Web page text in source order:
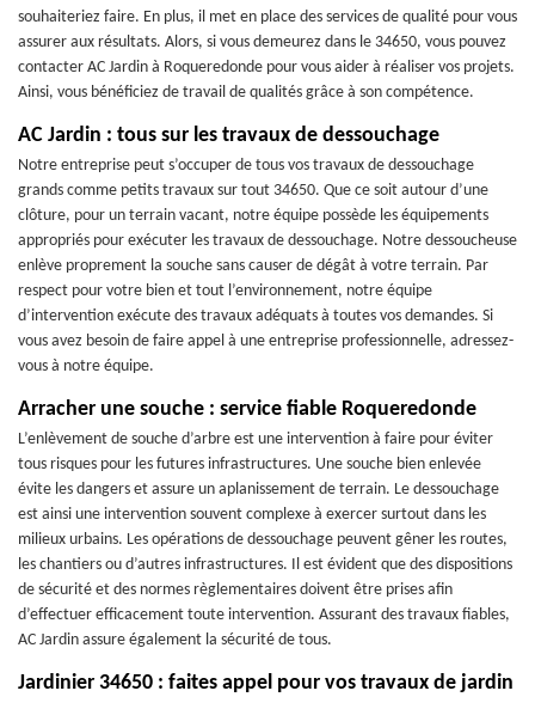
souhaiteriez faire. En plus, il met en place des services de qualité pour vous
assurer aux résultats. Alors, si vous demeurez dans le 34650, vous pouvez
contacter AC Jardin à Roqueredonde pour vous aider à réaliser vos projets.
Ainsi, vous bénéficiez de travail de qualités grâce à son compétence.
AC Jardin : tous sur les travaux de dessouchage
Notre entreprise peut s’occuper de tous vos travaux de dessouchage
grands comme petits travaux sur tout 34650. Que ce soit autour d’une
clôture, pour un terrain vacant, notre équipe possède les équipements
appropriés pour exécuter les travaux de dessouchage. Notre dessoucheuse
enlève proprement la souche sans causer de dégât à votre terrain. Par
respect pour votre bien et tout l’environnement, notre équipe
d’intervention exécute des travaux adéquats à toutes vos demandes. Si
vous avez besoin de faire appel à une entreprise professionnelle, adressez-
vous à notre équipe.
Arracher une souche : service fiable Roqueredonde
L’enlèvement de souche d’arbre est une intervention à faire pour éviter
tous risques pour les futures infrastructures. Une souche bien enlevée
évite les dangers et assure un aplanissement de terrain. Le dessouchage
est ainsi une intervention souvent complexe à exercer surtout dans les
milieux urbains. Les opérations de dessouchage peuvent gêner les routes,
les chantiers ou d’autres infrastructures. Il est évident que des dispositions
de sécurité et des normes règlementaires doivent être prises afin
d’effectuer efficacement toute intervention. Assurant des travaux fiables,
AC Jardin assure également la sécurité de tous.
Jardinier 34650 : faites appel pour vos travaux de jardin